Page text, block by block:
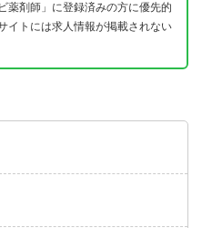
薬剤師」に登録済みの方に優先的
イトには求人情報が掲載されない